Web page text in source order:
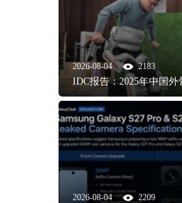
2026-08-04 2183
IDC报告：2025年中国外
元，消费助力出货
2026-08-04 2209